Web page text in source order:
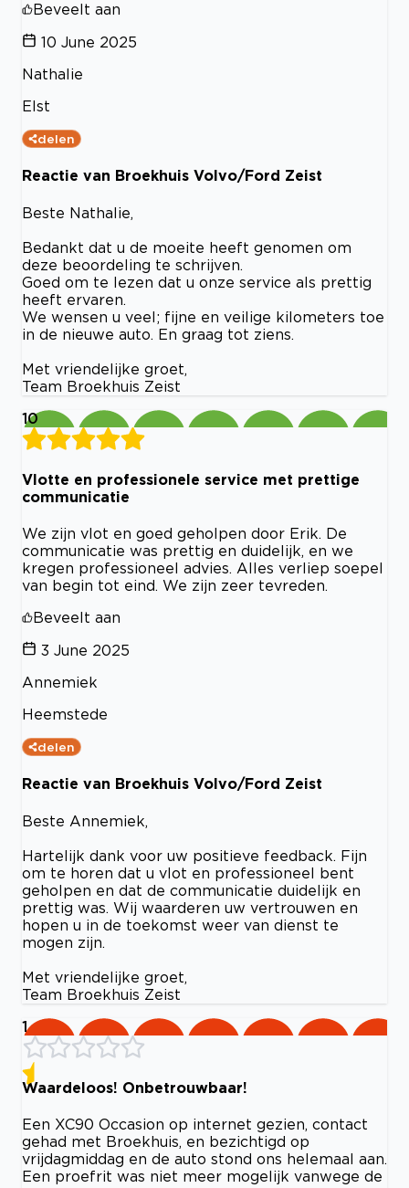
Beveelt aan
10 June 2025
Nathalie
Elst
delen
Reactie van Broekhuis Volvo/Ford Zeist
Beste Nathalie,
Bedankt dat u de moeite heeft genomen om
deze beoordeling te schrijven.
Goed om te lezen dat u onze service als prettig
heeft ervaren.
We wensen u veel; fijne en veilige kilometers toe
in de nieuwe auto. En graag tot ziens.
Met vriendelijke groet,
Team Broekhuis Zeist
10
Vlotte en professionele service met prettige
communicatie
We zijn vlot en goed geholpen door Erik. De
communicatie was prettig en duidelijk, en we
kregen professioneel advies. Alles verliep soepel
van begin tot eind. We zijn zeer tevreden.
Beveelt aan
3 June 2025
Annemiek
Heemstede
delen
Reactie van Broekhuis Volvo/Ford Zeist
Beste Annemiek,
Hartelijk dank voor uw positieve feedback. Fijn
om te horen dat u vlot en professioneel bent
geholpen en dat de communicatie duidelijk en
prettig was. Wij waarderen uw vertrouwen en
hopen u in de toekomst weer van dienst te
mogen zijn.
Met vriendelijke groet,
Team Broekhuis Zeist
1
Waardeloos! Onbetrouwbaar!
Een XC90 Occasion op internet gezien, contact
gehad met Broekhuis, en bezichtigd op
vrijdagmiddag en de auto stond ons helemaal aan.
Een proefrit was niet meer mogelijk vanwege de